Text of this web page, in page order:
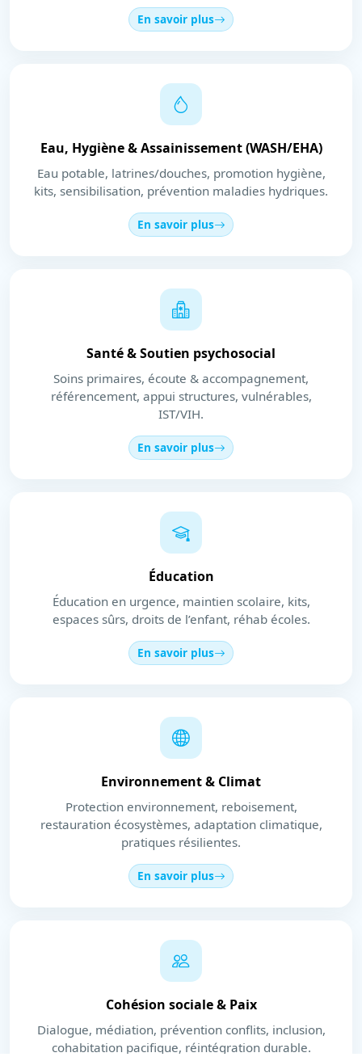
En savoir plus
Eau, Hygiène & Assainissement (WASH/EHA)
Eau potable, latrines/douches, promotion hygiène,
kits, sensibilisation, prévention maladies hydriques.
En savoir plus
Santé & Soutien psychosocial
Soins primaires, écoute & accompagnement,
référencement, appui structures, vulnérables,
IST/VIH.
En savoir plus
Éducation
Éducation en urgence, maintien scolaire, kits,
espaces sûrs, droits de l’enfant, réhab écoles.
En savoir plus
Environnement & Climat
Protection environnement, reboisement,
restauration écosystèmes, adaptation climatique,
pratiques résilientes.
En savoir plus
Cohésion sociale & Paix
Dialogue, médiation, prévention conflits, inclusion,
cohabitation pacifique, réintégration durable.